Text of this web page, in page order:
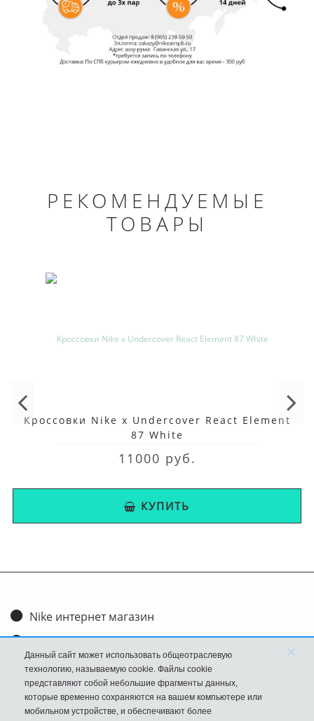
РЕКОМЕНДУЕМЫЕ
ТОВАРЫ
Кроссовки Nike x Undercover React Element
87 White
11000 руб.
КУПИТЬ
Nike интернет магазин
Доставка и оплата
Обмен и возврат
Размеры
FAQ
Данный сайт может использовать общеотраслевую
технологию, называемую cookie. Файлы cookie
представляют собой небольшие фрагменты данных,
которые временно сохраняются на вашем компьютере или
мобильном устройстве, и обеспечивают более
×